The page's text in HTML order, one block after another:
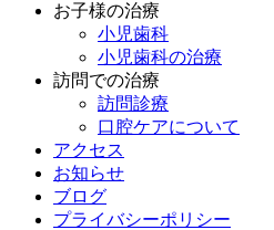
お子様の治療
小児歯科
小児歯科の治療
訪問での治療
訪問診療
口腔ケアについて
アクセス
お知らせ
ブログ
プライバシーポリシー